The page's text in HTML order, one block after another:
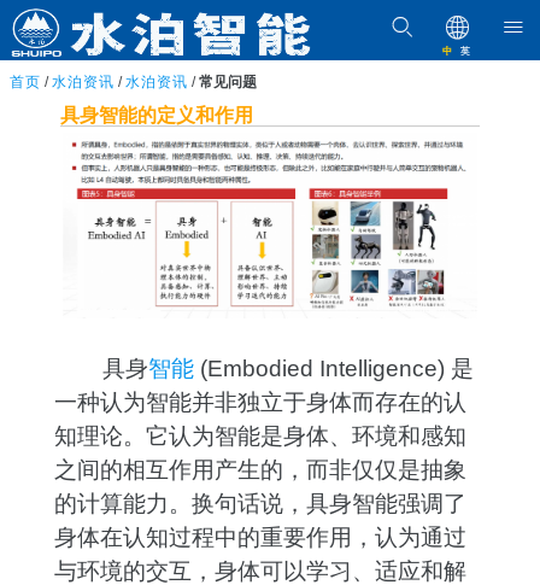
中 英
首页 / 水泊资讯 / 水泊资讯 / 常见问题
具身智能的定义和作用
具身智能(Embodied Intelligence) 是
一种认为智能并非独立于身体而存在的认
知理论。它认为智能是身体、环境和感知
之间的相互作用产生的，而非仅仅是抽象
的计算能力。换句话说，具身智能强调了
身体在认知过程中的重要作用，认为通过
与环境的交互，身体可以学习、适应和解